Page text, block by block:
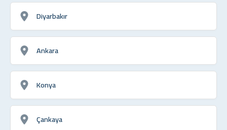
Diyarbakır
Ankara
Konya
Çankaya